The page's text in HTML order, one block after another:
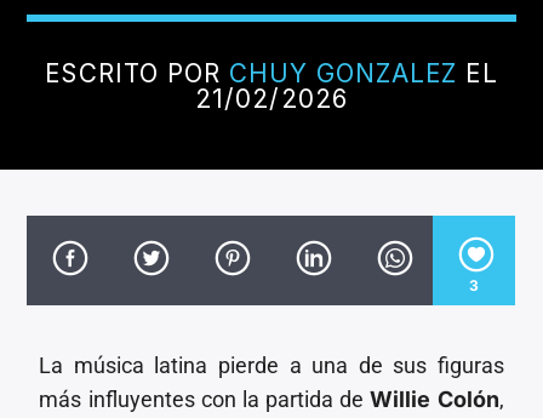
Invencible Radio
ESCRITO POR CHUY GONZALEZ EL
21/02/2026
3
La música latina pierde a una de sus figuras
más influyentes con la partida deWillie Colón,